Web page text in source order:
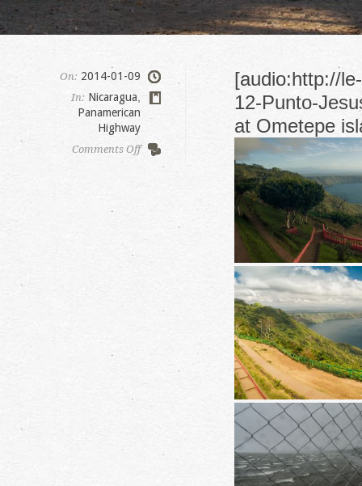
On: 2014-01-09
In: Nicaragua
Panamerican
Highway
Comments Offon
Ometepe
[audio:http://
12-Punto-
at Ometepe